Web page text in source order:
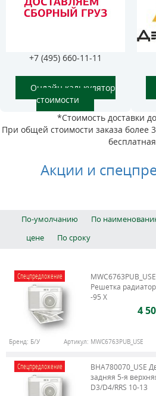
+7 (495) 660-11-11
Онлайн калькулятор
стоимости
*Стоимость доставки
При общей стоимости заказа более
Акции и
По-умолчанию По
цене
По сроку
Спецпредложение
MWC6763PUB_USE
Решетка
-95 X
4
Бренд: Б/У Артикул: MWC6763PUB_USE
Спецпредложение
BHA780070_USE
задняя 5-я
D3/D4/RRS 10-13